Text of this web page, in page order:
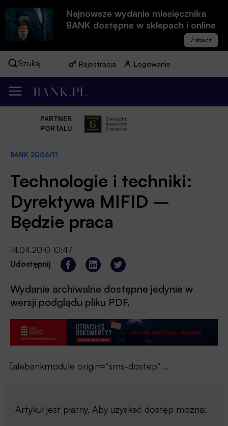
Najnowsze wydanie miesięcznika
BANK dostępne w sklepach i online
Szukaj Rejestracja Logowanie
PARTNER
PORTALU
BANK 2006/11
Technologie i techniki:
Dyrektywa MIFID –
Będzie praca
14.04.2010 10:47
Udostępnij
Wydanie archiwalne dostępne jedynie w
wersji podglądu pliku PDF.
[alebankmodule origin="sms-dostep" ...
Artykuł jest płatny. Aby uzyskać dostęp można: